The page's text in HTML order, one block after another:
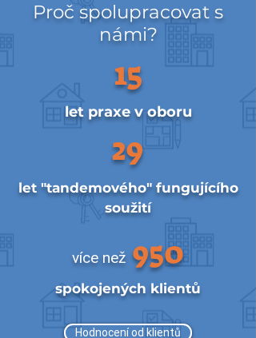
Proč spolupracovat s
námi?
15
let praxe v oboru
29
let "tandemového" fungujícího
soužití
více než 950
spokojených klientů
Hodnocení od klientů